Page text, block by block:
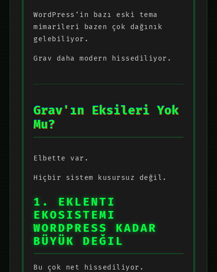
WordPress’in bazı eski tema
mimarileri bazen çok dağınık
gelebiliyor.
Grav daha modern hissediliyor.
Grav'ın Eksileri Yok
Mu?
Elbette var.
Hiçbir sistem kusursuz değil.
1. EKLENTI
EKOSISTEMI
WORDPRESS KADAR
BÜYÜK DEĞIL
Bu çok net hissediliyor.